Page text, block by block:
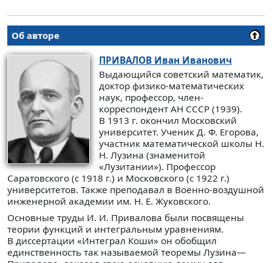
Об авторе
ПРИВАЛОВИван Иванович
Выдающийся советский математик,
доктор физико-математических
наук, профессор, член-
корреспондент АН СССР (1939).
В 1913 г. окончил Московский
университет. Ученик Д. Ф. Егорова,
участник математической школы Н.
Н. Лузина (знаменитой
«Лузитании»). Профессор
Саратовского (с 1918 г.) и Московского (с 1922 г.)
университетов. Также преподавал в Военно-воздушной
инженерной академии им. Н. Е. Жуковского.
Основные труды И. И. Привалова были посвящены
теории функций и интегральным уравнениям.
В диссертации «Интеграл Коши» он обобщил
единственность так называемой теоремы Лузина—